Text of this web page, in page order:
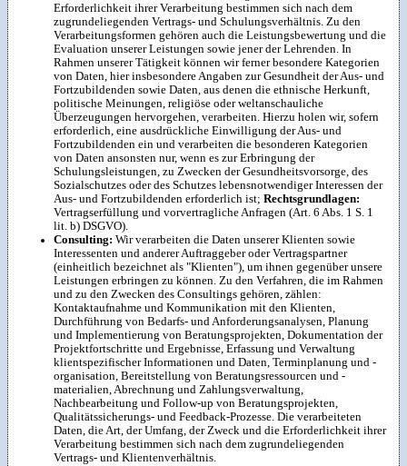
Erforderlichkeit ihrer Verarbeitung bestimmen sich nach dem
zugrundeliegenden Vertrags- und Schulungsverhältnis. Zu den
Verarbeitungsformen gehören auch die Leistungsbewertung und die
Evaluation unserer Leistungen sowie jener der Lehrenden. In
Rahmen unserer Tätigkeit können wir ferner besondere Kategorien
von Daten, hier insbesondere Angaben zur Gesundheit der Aus- und
Fortzubildenden sowie Daten, aus denen die ethnische Herkunft,
politische Meinungen, religiöse oder weltanschauliche
Überzeugungen hervorgehen, verarbeiten. Hierzu holen wir, sofern
erforderlich, eine ausdrückliche Einwilligung der Aus- und
Fortzubildenden ein und verarbeiten die besonderen Kategorien
von Daten ansonsten nur, wenn es zur Erbringung der
Schulungsleistungen, zu Zwecken der Gesundheitsvorsorge, des
Sozialschutzes oder des Schutzes lebensnotwendiger Interessen der
Aus- und Fortzubildenden erforderlich ist;Rechtsgrundlagen:
Vertragserfüllung und vorvertragliche Anfragen (Art. 6 Abs. 1 S. 1
lit. b) DSGVO).
Consulting:Wir verarbeiten die Daten unserer Klienten sowie
Interessenten und anderer Auftraggeber oder Vertragspartner
(einheitlich bezeichnet als "Klienten"), um ihnen gegenüber unsere
Leistungen erbringen zu können. Zu den Verfahren, die im Rahmen
und zu den Zwecken des Consultings gehören, zählen:
Kontaktaufnahme und Kommunikation mit den Klienten,
Durchführung von Bedarfs- und Anforderungsanalysen, Planung
und Implementierung von Beratungsprojekten, Dokumentation der
Projektfortschritte und Ergebnisse, Erfassung und Verwaltung
klientspezifischer Informationen und Daten, Terminplanung und -
organisation, Bereitstellung von Beratungsressourcen und -
materialien, Abrechnung und Zahlungsverwaltung,
Nachbearbeitung und Follow-up von Beratungsprojekten,
Qualitätssicherungs- und Feedback-Prozesse. Die verarbeiteten
Daten, die Art, der Umfang, der Zweck und die Erforderlichkeit ihrer
Verarbeitung bestimmen sich nach dem zugrundeliegenden
Vertrags- und Klientenverhältnis.